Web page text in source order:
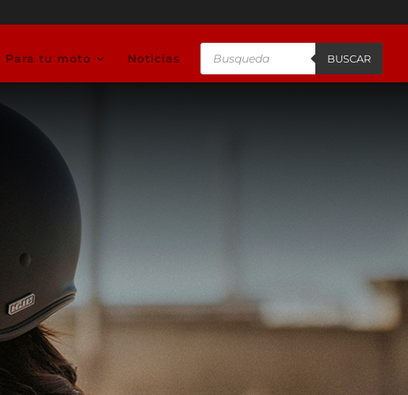
Para tu moto Noticias
Búsqueda
de
productos
BUSCAR